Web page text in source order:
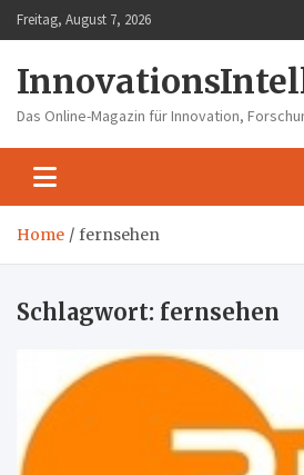
Skip
to
Freitag, August 7, 2026
Das Online-Magazin für Innovation,
Home fernsehen
Schlagwort: fernsehen